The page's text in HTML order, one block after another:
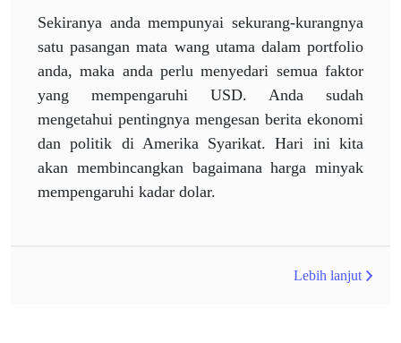
Sekiranya anda mempunyai sekurang-kurangnya
satu pasangan mata wang utama dalam portfolio
anda, maka anda perlu menyedari semua faktor
yang mempengaruhi USD. Anda sudah
mengetahui pentingnya mengesan berita ekonomi
dan politik di Amerika Syarikat. Hari ini kita
akan membincangkan bagaimana harga minyak
mempengaruhi kadar dolar.
Lebih lanjut